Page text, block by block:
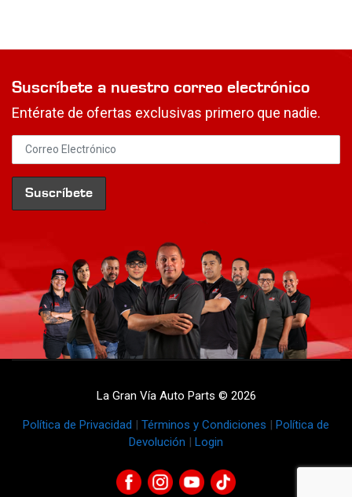
Suscríbete a nuestro correo electrónico
Entérate de ofertas exclusivas primero que nadie.
La Gran Vía Auto Parts © 2026
Política de Privacidad | Términos y Condiciones | Política de
Devolución | Login